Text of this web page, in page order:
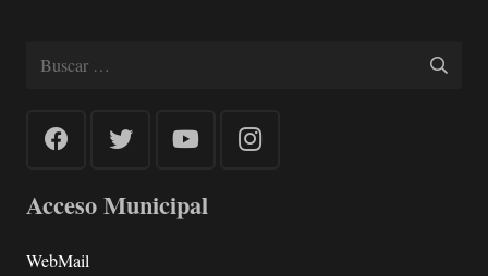
Buscar:
Acceso Municipal
WebMail